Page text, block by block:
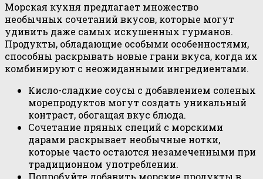
Морская кухня предлагает множество
необычных сочетаний вкусов, которые могут
удивить даже самых искушенных гурманов.
Продукты, обладающие особыми особенностями,
способны раскрывать новые грани вкуса, когда их
комбинируют с неожиданными ингредиентами.
Кисло-сладкие соусы с добавлением соленых
морепродуктов могут создать уникальный
контраст, обогащая вкус блюда.
Сочетание пряных специй с морскими
дарами раскрывает необычные нотки,
которые часто остаются незамеченными при
традиционном употреблении.